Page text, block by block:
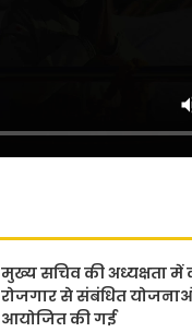
मुख्य सचिव की अध्यक्षता
रोजगार से संबंधित
आयोजित की गई